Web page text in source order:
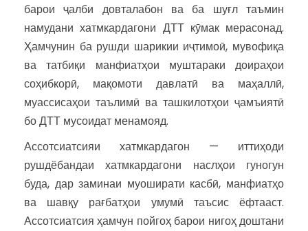
барои ҷалби довталабон ва ба шуғл таъмин
намудани хатмкардагони ДТТ кӯмак мерасонад.
Ҳамчунин ба рушди шарикии иҷтимоӣ, мувофиқа
ва татбиқи манфиатҳои муштараки доираҳои
соҳибкорӣ, мақомоти давлатӣ ва маҳаллӣ,
муассисаҳои таълимӣ ва ташкилотҳои ҷамъиятӣ
бо ДТТ мусоидат менамояд.
Ассотсиатсияи хатмкардагон — иттиҳоди
рушдёбандаи хатмкардагони наслҳои гуногун
буда, дар заминаи муоширати касбӣ, манфиатҳо
ва шавқу рағбатҳои умумӣ таъсис ёфтааст.
Ассотсиатсия ҳамчун пойгоҳ барои нигоҳ доштани